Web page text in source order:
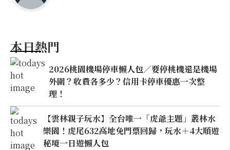
本日熱門
2026桃園機場停車懶人包／要停桃機還是機場
外圍？收費各多少？信用卡停車優惠一次整
理！
【雲林親子玩水】全台唯一「虎爺主題」叢林水
樂園！虎尾632高地免門票回歸，玩水＋4大順遊
秘境一日遊懶人包